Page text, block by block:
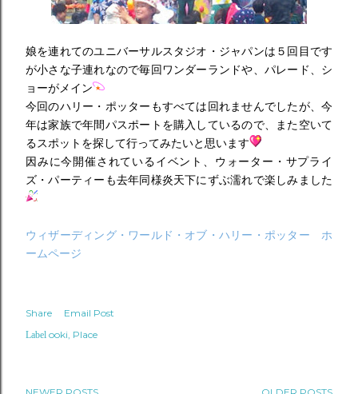
娘を連れてのユニバーサルスタジオ・ジャパンは５回目です
が小さな子連れなので毎回ワンダーランドや、パレード、シ
ョーがメイン
今回のハリー・ポッターもすべては回れませんでしたが、今
年は家族で年間パスポートを購入しているので、また空いて
るスポットを探して行ってみたいと思います
因みに今開催されているイベント、ウォーター・サプライ
ズ・パーティーも去年同様炎天下にずぶ濡れで楽しみました
ウィザーディング・ワールド・オブ・ハリー・ポッター ホ
ームページ
Share Email Post
Label ooki Place